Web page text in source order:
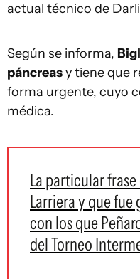
actual técnico de
Según se informa,
páncreasy tiene que
forma urgente, cuyo
médica.
La particular
Larriera y que fue
con los que
del Torneo